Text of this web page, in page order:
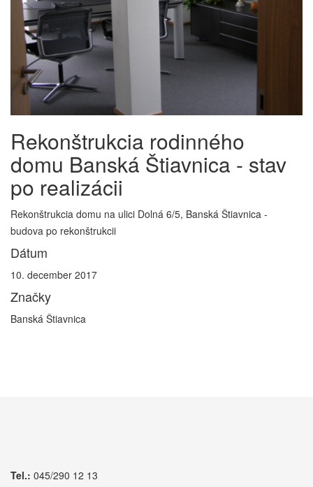
Rekonštrukcia rodinného
domu Banská Štiavnica - stav
po realizácii
Rekonštrukcia domu na ulici Dolná 6/5, Banská Štiavnica -
budova po rekonštrukcii
Dátum
10. december 2017
Značky
Banská Štiavnica
Tel.: 045/290 12 13